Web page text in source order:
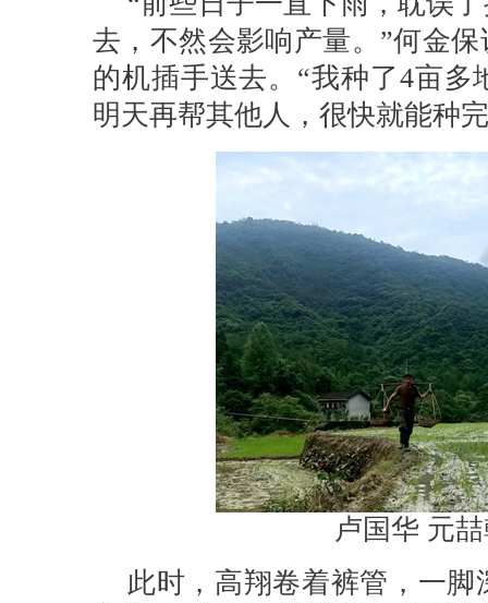
去，不然会影响产量。”何金
的机插手送去。“我种了4亩
明天再帮其他人，很快就能种
卢国华 元
此时，高翔卷着裤管，一